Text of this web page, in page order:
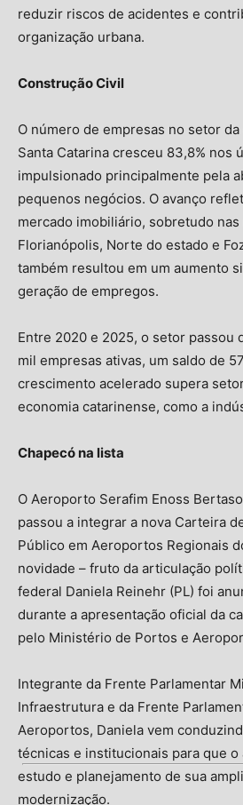
reduzir riscos de acidentes e
organização urbana.
Construção Civil
O número de empresas no setor
Santa Catarina cresceu 83,8% nos
impulsionado principalmente pela
pequenos negócios. O avanço
mercado imobiliário, sobretudo
Florianópolis, Norte do estado e
também resultou em um aumento
geração de empregos.
Entre 2020 e 2025, o setor passou
mil empresas ativas, um saldo de
crescimento acelerado supera
economia catarinense, como a
Chapecó na lista
O Aeroporto Serafim Enoss
passou a integrar a nova Carteira
Público em Aeroportos Regionais
novidade – fruto da articulação
federal Daniela Reinehr (PL) foi
durante a apresentação oficial da
pelo Ministério de Portos e
Integrante da Frente Parlamentar
Infraestrutura e da Frente
Aeroportos, Daniela vem
técnicas e institucionais para que
estudo e planejamento de sua
modernização.